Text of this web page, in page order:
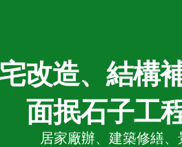
改造、結構
面抿石子工
居家廠辦、 建築修繕、